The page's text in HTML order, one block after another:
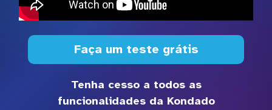
Faça um teste grátis
Tenha cesso a todos as
funcionalidades da Kondado